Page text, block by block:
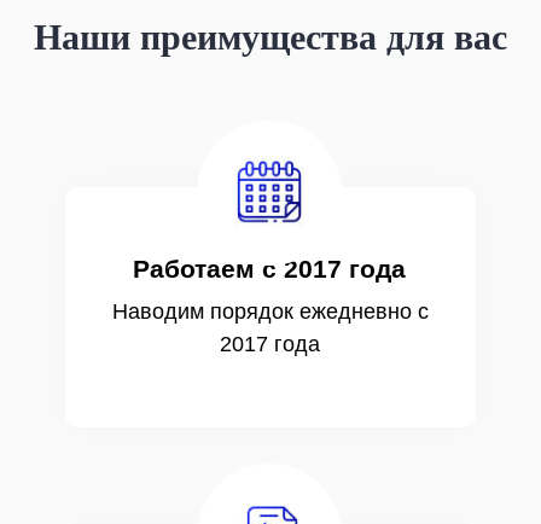
Наши преимущества для вас
Наводим порядок ежедневно с
2017 года
Работаем с 2017 года